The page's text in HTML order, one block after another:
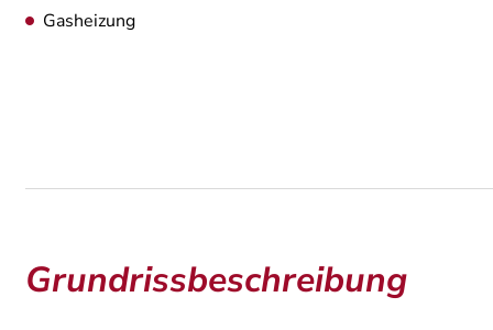
Gasheizung
Grundrissbeschreibung